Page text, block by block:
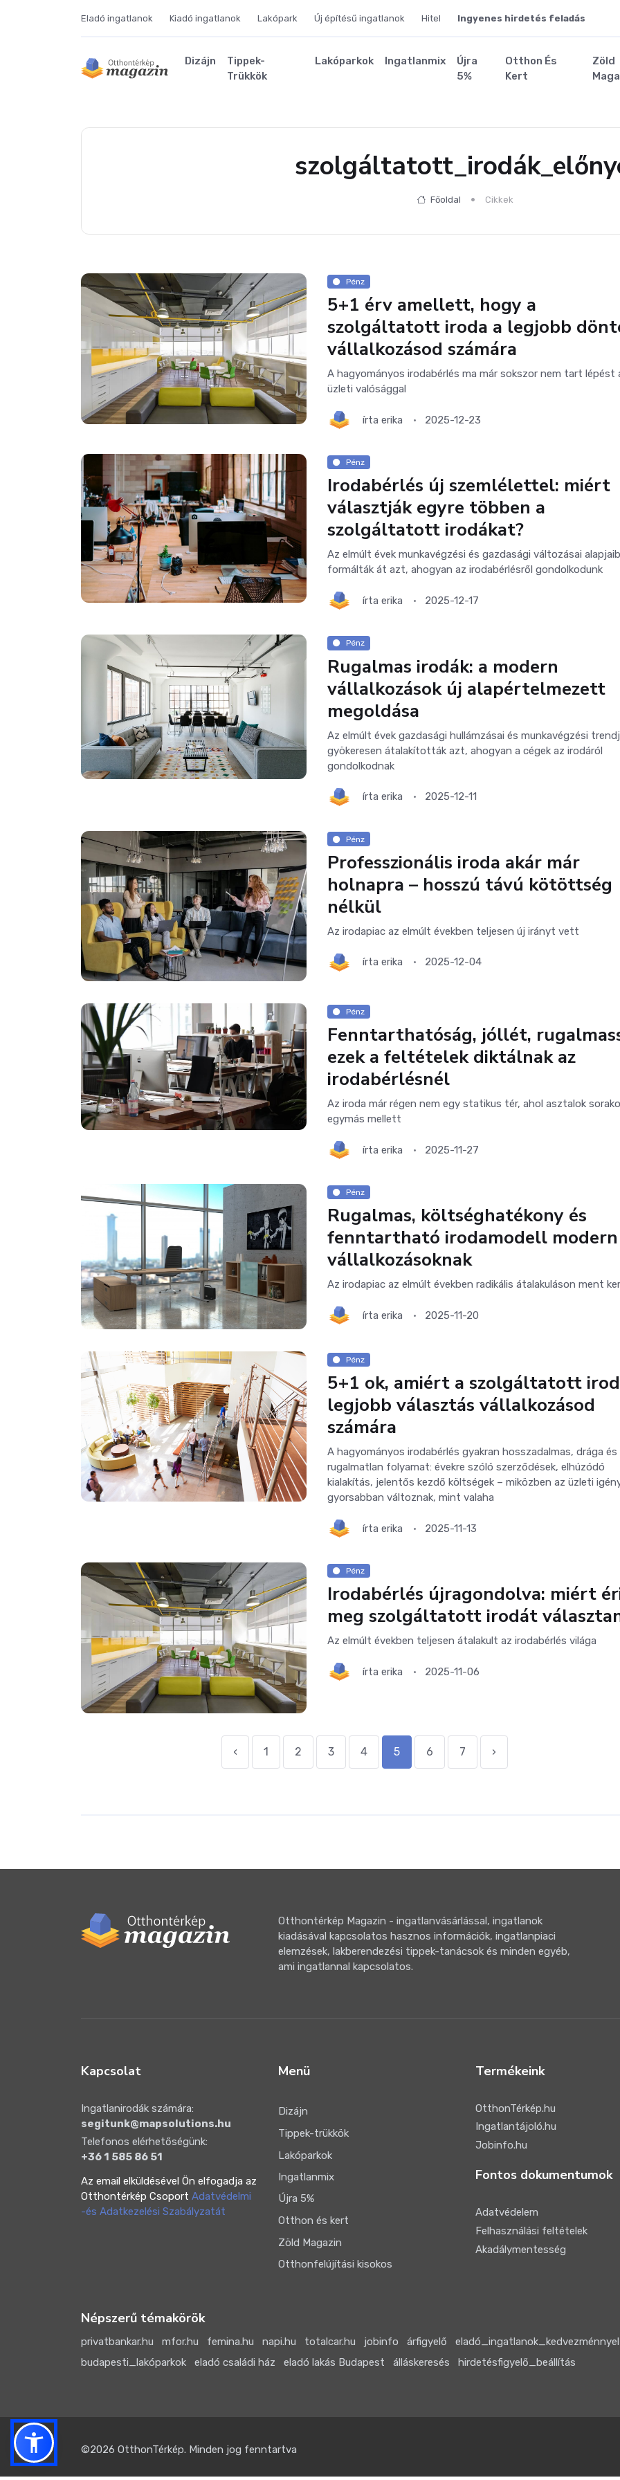
Eladó ingatlanok Kiadó ingatlanok Lakópark Új építésű ingatlanok Hitel Ingyenes hirdetés feladás
Dizájn
Tippek-
Trükkök
Lakóparkok Ingatlanmix
Újra
5%
Otthon És
Kert
Zöld
Főoldal Cikkek
Pénz
5+1 érv amellett, hogy a
szolgáltatott iroda a legjobb
vállalkozásod számára
A hagyományos irodabérlés ma már sokszor nem tart lépést
üzleti valósággal
írtaerika 2025-12-23
Pénz
Irodabérlés új szemlélettel: miért
választják egyre többen a
szolgáltatott irodákat?
Az elmúlt évek munkavégzési és gazdasági változásai
formálták át azt, ahogyan az irodabérlésről gondolkodunk
írtaerika 2025-12-17
Pénz
Rugalmas irodák: a modern
vállalkozások új alapértelmezett
megoldása
Az elmúlt évek gazdasági hullámzásai és munkavégzési
gyökeresen átalakították azt, ahogyan a cégek az irodáról
gondolkodnak
írtaerika 2025-12-11
Pénz
Professzionális iroda akár már
holnapra – hosszú távú kötöttség
nélkül
Az irodapiac az elmúlt években teljesen új irányt vett
írtaerika 2025-12-04
Pénz
Fenntarthatóság, jóllét,
ezek a feltételek diktálnak az
irodabérlésnél
Az iroda már régen nem egy statikus tér, ahol asztalok
egymás mellett
írtaerika 2025-11-27
Pénz
Rugalmas, költséghatékony és
fenntartható irodamodell modern
vállalkozásoknak
Az irodapiac az elmúlt években radikális átalakuláson ment
írtaerika 2025-11-20
Pénz
5+1 ok, amiért a szolgáltatott
legjobb választás vállalkozásod
számára
A hagyományos irodabérlés gyakran hosszadalmas, drága és
rugalmatlan folyamat: évekre szóló szerződések, elhúzódó
kialakítás, jelentős kezdő költségek – miközben az üzleti
gyorsabban változnak, mint valaha
írtaerika 2025-11-13
Pénz
Irodabérlés újragondolva: miért
meg szolgáltatott irodát
Az elmúlt években teljesen átalakult az irodabérlés világa
írtaerika 2025-11-06
‹ 1 2 3 4 5 6 7 ›
Otthontérkép Magazin - ingatlanvásárlással, ingatlanok
kiadásával kapcsolatos hasznos információk, ingatlanpiaci
elemzések, lakberendezési tippek-tanácsok és minden egyéb,
ami ingatlannal kapcsolatos.
Kapcsolat
Ingatlanirodák számára:
segitunk@mapsolutions.hu
Telefonos elérhetőségünk:
+36 1 585 86 51
Az email elküldésével Ön elfogadja az
Otthontérkép Csoport Adatvédelmi
-és Adatkezelési Szabályzatát
Menü
Dizájn
Tippek-trükkök
Lakóparkok
Ingatlanmix
Újra 5%
Otthon és kert
Zöld Magazin
Otthonfelújítási kisokos
Termékeink
OtthonTérkép.hu
Ingatlantájoló.hu
Jobinfo.hu
Fontos dokumentumok
Adatvédelem
Felhasználási feltételek
Akadálymentesség
Népszerű témakörök
privatbankar.hu mfor.hu femina.hu napi.hu totalcar.hu jobinfo árfigyelő
eladó_ingatlanok_kedvezménnyel
budapesti_lakóparkok
eladó családi ház eladó lakás Budapest álláskeresés hirdetésfigyelő_beállítás
©2026 OtthonTérkép. Minden jog fenntartva